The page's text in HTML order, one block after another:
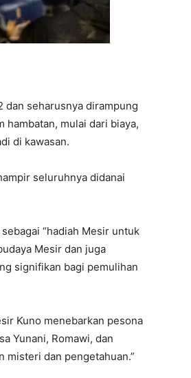
dan seharusnya dirampung
hambatan, mulai dari biaya,
di kawasan.
seluruhnya didanai
“hadiah Mesir untuk
Mesir dan juga
signifikan bagi pemulihan
Kuno menebarkan pesona
Yunani, Romawi, dan
misteri dan pengetahuan.”